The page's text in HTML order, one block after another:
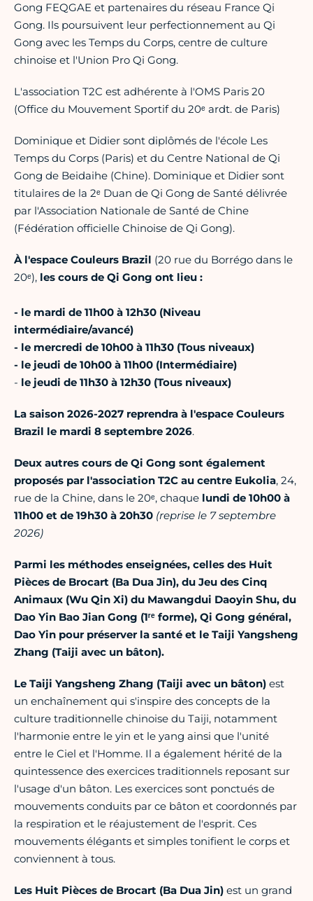
Gong FEQGAE et partenaires du réseau France Qi
Gong. Ils poursuivent leur perfectionnement au Qi
Gong avec les Temps du Corps, centre de culture
chinoise et l'Union Pro Qi Gong.
L'association T2C est adhérente à l'OMS Paris 20
(Office du Mouvement Sportif du 20ᵉ ardt. de Paris)
Dominique et Didier sont diplômés de l'école Les
Temps du Corps (Paris) et du Centre National de Qi
Gong de Beidaihe (Chine). Dominique et Didier sont
titulaires de la 2ᵉ Duan de Qi Gong de Santé délivrée
par l'Association Nationale de Santé de Chine
(Fédération officielle Chinoise de Qi Gong).
À l'espace Couleurs Brazil (20 rue du Borrégo dans le
20ᵉ), les cours de Qi Gong ont lieu :
- le mardi de 11h00 à 12h30 (Niveau
intermédiaire/avancé)
- le mercredi de 10h00 à 11h30 (Tous niveaux)
- le jeudi de 10h00 à 11h00 (Intermédiaire)
- le jeudi de 11h30 à 12h30 (Tous niveaux)
La saison 2026-2027 reprendra à l'espace Couleurs
Brazil le mardi 8 septembre 2026.
Deux autres cours de Qi Gong sont également
proposés par l'association T2C au centre Eukolia, 24,
rue de la Chine, dans le 20ᵉ, chaque lundi de 10h00 à
11h00 et de 19h30 à 20h30 (reprise le 7 septembre
2026)
Parmi les méthodes enseignées, celles des Huit
Pièces de Brocart (Ba Dua Jin), du Jeu des Cinq
Animaux (Wu Qin Xi) du Mawangdui Daoyin Shu, du
Dao Yin Bao Jian Gong (1ʳᵉ forme), Qi Gong général,
Dao Yin pour préserver la santé et le Taiji Yangsheng
Zhang (Taiji avec un bâton).
Le Taiji Yangsheng Zhang (Taiji avec un bâton) est
un enchaînement qui s'inspire des concepts de la
culture traditionnelle chinoise du Taiji, notamment
l'harmonie entre le yin et le yang ainsi que l'unité
entre le Ciel et l'Homme. Il a également hérité de la
quintessence des exercices traditionnels reposant sur
l'usage d'un bâton. Les exercices sont ponctués de
mouvements conduits par ce bâton et coordonnés par
la respiration et le réajustement de l'esprit. Ces
mouvements élégants et simples tonifient le corps et
conviennent à tous.
Les Huit Pièces de Brocart (Ba Dua Jin) est un grand